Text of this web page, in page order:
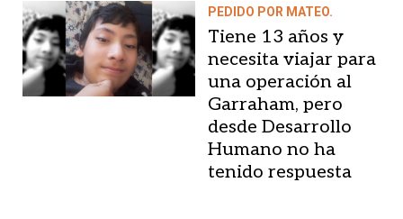
PEDIDO POR MATEO.
Tiene 13 años y
necesita viajar para
una operación al
Garraham, pero
desde Desarrollo
Humano no ha
tenido respuesta